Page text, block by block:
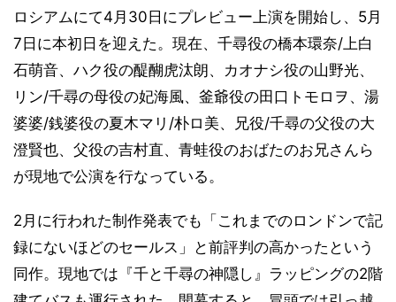
ロシアムにて4月30日にプレビュー上演を開始し、5月
7日に本初日を迎えた。現在、千尋役の橋本環奈/上白
石萌音、ハク役の醍醐虎汰朗、カオナシ役の山野光、
リン/千尋の母役の妃海風、釜爺役の田口トモロヲ、湯
婆婆/銭婆役の夏木マリ/朴ロ美、兄役/千尋の父役の大
澄賢也、父役の吉村直、青蛙役のおばたのお兄さんら
が現地で公演を行なっている。
2月に行われた制作発表でも「これまでのロンドンで記
録にないほどのセールス」と前評判の高かったという
同作。現地では『千と千尋の神隠し』ラッピングの2階